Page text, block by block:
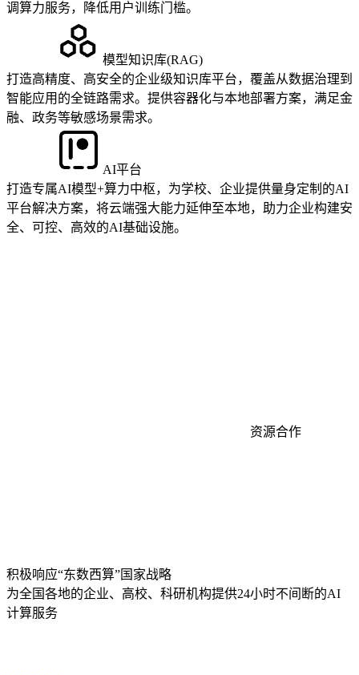
调算力服务，降低用户训练门槛。
模型知识库(RAG)
打造高精度、高安全的企业级知识库平台，覆盖从数据治理到
智能应用的全链路需求。提供容器化与本地部署方案，满足金
融、政务等敏感场景需求。
AI平台
打造专属AI模型+算力中枢，为学校、企业提供量身定制的AI
平台解决方案，将云端强大能力延伸至本地，助力企业构建安
全、可控、高效的AI基础设施。
资源合作
积极响应“东数西算”国家战略
为全国各地的企业、高校、科研机构提供24小时不间断的AI
计算服务